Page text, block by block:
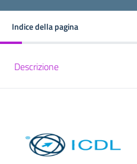
Indice della pagina
Descrizione